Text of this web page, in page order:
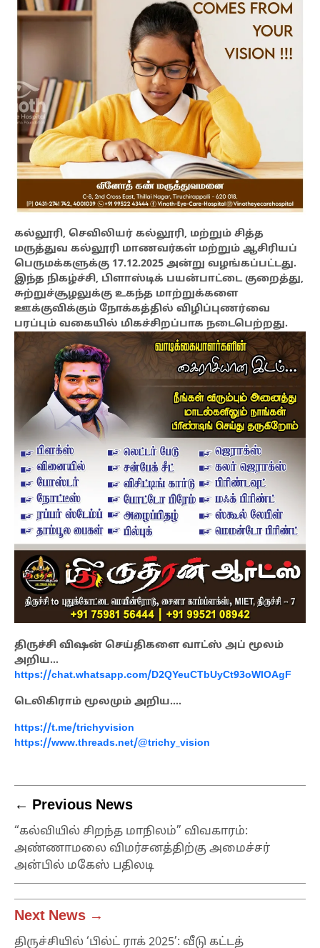
கல்லூரி, செவிலியர் கல்லூரி, மற்றும் சித்த
மருத்துவ கல்லூரி மாணவர்கள் மற்றும் ஆசிரியப்
பெருமக்களுக்கு 17.12.2025 அன்று வழங்கப்பட்டது.
இந்த நிகழ்ச்சி, பிளாஸ்டிக் பயன்பாட்டை குறைத்து,
சுற்றுச்சூழலுக்கு உகந்த மாற்றுக்களை
ஊக்குவிக்கும் நோக்கத்தில் விழிப்புணர்வை
பரப்பும் வகையில் மிகச்சிறப்பாக நடைபெற்றது.
திருச்சி விஷன் செய்திகளை வாட்ஸ் அப் மூலம்
அறிய…
https://chat.whatsapp.com/D2QYeuCTbUyCt93oWlOAgF
டெலிகிராம் மூலமும் அறிய….
https://t.me/trichyvision
https://www.threads.net/@trichy_vision
← Previous News
“கல்வியில் சிறந்த மாநிலம்” விவகாரம்:
அண்ணாமலை விமர்சனத்திற்கு அமைச்சர்
அன்பில் மகேஸ் பதிலடி
Next News →
திருச்சியில் ‘பில்ட் ராக் 2025’: வீடு கட்டத்